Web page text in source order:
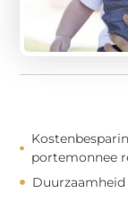
portemonnee
Duurzaamheid